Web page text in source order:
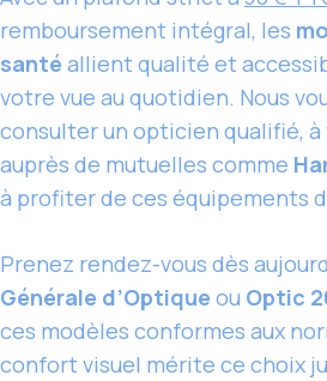
remboursement intégral, les
santé allient qualité et
votre vue au quotidien. Nous
consulter un opticien qualifié,
auprès de mutuelles comme
à profiter de ces équipements
Prenez rendez-vous dès
Générale d’Optique ou Optic
ces modèles conformes aux
confort visuel mérite ce choix